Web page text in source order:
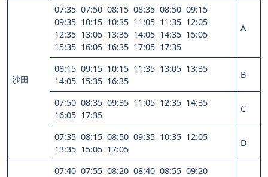
沙田
07:35 07:50 08:15 08:35 08:50 09:15
09:35 10:15 10:35 11:05 11:35 12:05
12:35 13:05 13:35 14:05 14:35 15:05
15:35 16:05 16:35 17:05 17:35
A
08:15 09:15 10:15 11:35 13:05 13:35
14:05 15:35 16:35
B
07:50 08:35 09:35 11:05 12:35 14:35
16:05 17:35
C
07:35 08:15 08:50 09:35 10:35 12:05
13:35 15:05 17:05
D
07:40 07:55 08:20 08:40 08:55 09:20